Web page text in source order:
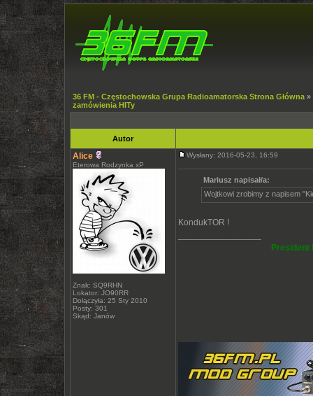
36 FM - Częstochowska Grupa Radioamatorska Strona Główna »
zamówienia HITy
Autor
Alice
Eterowa Rodzynka xP
Znak: SQ9RHN
Lokator: JO90RR
Dołączyła: 25 Sty 2010
Posty: 301
Skąd: Janów
Wysłany: 2016-05-23, 16:59
Mariusz napisał/a:
Wojtkowi zrobimy z napisem
KondukTOR !
President